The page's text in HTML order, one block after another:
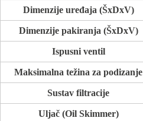
Dimenzije uređaja (ŠxDxV)
Dimenzije pakiranja (ŠxDxV)
Ispusni ventil
Maksimalna težina za podizanje
Sustav filtracije
Uljač (Oil Skimmer)